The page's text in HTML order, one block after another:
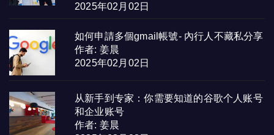
2025年02月02日
如何申請多個gmail帳號- 內行人不藏私分享
作者: 姜晨
2025年02月02日
从新手到专家：你需要知道的谷歌个人账号
和企业账号
作者: 姜晨